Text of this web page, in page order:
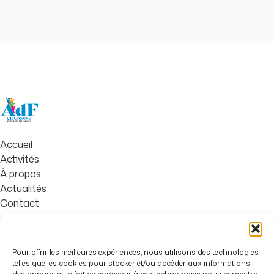
Pour offrir les meilleures expériences, nous utilisons des technologies
telles que les cookies pour stocker et/ou accéder aux informations
Accueil
Activités
À propos
Actualités
Contact
Boîte Associative n°1
Place Charles de Gaulle